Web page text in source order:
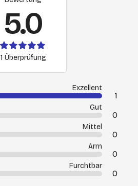
5.0
1 Überprüfung
Exzellent
1
Gut
0
Mittel
0
Arm
0
Furchtbar
0